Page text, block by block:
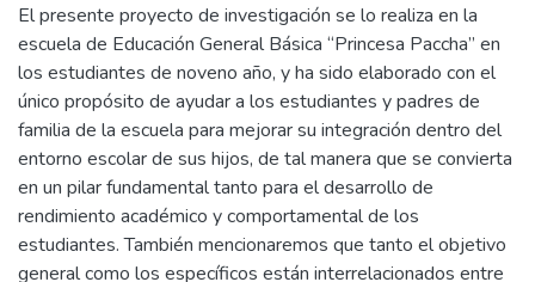
El presente proyecto de investigación se lo realiza en la
escuela de Educación General Básica “Princesa Paccha” en
los estudiantes de noveno año, y ha sido elaborado con el
único propósito de ayudar a los estudiantes y padres de
familia de la escuela para mejorar su integración dentro del
entorno escolar de sus hijos, de tal manera que se convierta
en un pilar fundamental tanto para el desarrollo de
rendimiento académico y comportamental de los
estudiantes. También mencionaremos que tanto el objetivo
general como los específicos están interrelacionados entre